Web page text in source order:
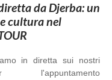
da Djerba: un
cultura nel
in diretta sui nostri